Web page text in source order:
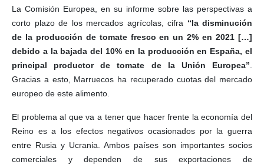
La Comisión Europea, en su informe sobre las perspectivas a
corto plazo de los mercados agrícolas, cifra “la disminución
de la producción de tomate fresco en un 2% en 2021 […]
debido a la bajada del 10% en la producción en España, el
principal productor de tomate de la Unión Europea”
Gracias a esto, Marruecos ha recuperado cuotas del mercado
europeo de este alimento.
El problema al que va a tener que hacer frente la economía del
Reino es a los efectos negativos ocasionados por la guerra
entre Rusia y Ucrania. Ambos países son importantes socios
comerciales y dependen de sus exportaciones de